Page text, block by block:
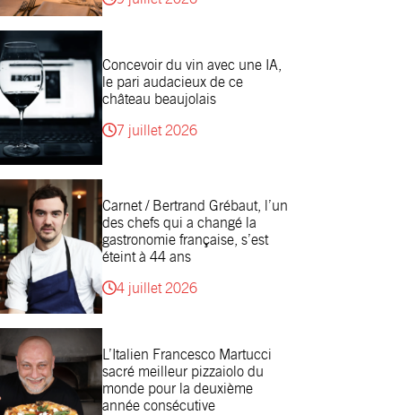
Concevoir du vin avec une IA,
le pari audacieux de ce
château beaujolais
7 juillet 2026
Carnet / Bertrand Grébaut, l’un
des chefs qui a changé la
gastronomie française, s’est
éteint à 44 ans
4 juillet 2026
L’Italien Francesco Martucci
sacré meilleur pizzaiolo du
monde pour la deuxième
année consécutive